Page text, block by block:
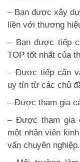
– Bạn được xây
liền với thương
– Bạn được tiếp
TOP tốt nhất của
– Được tiếp cận
uy tín từ các chủ
– Được tham gia
– Được tham gia
một nhân viên
vấn chuyên nghiệp.